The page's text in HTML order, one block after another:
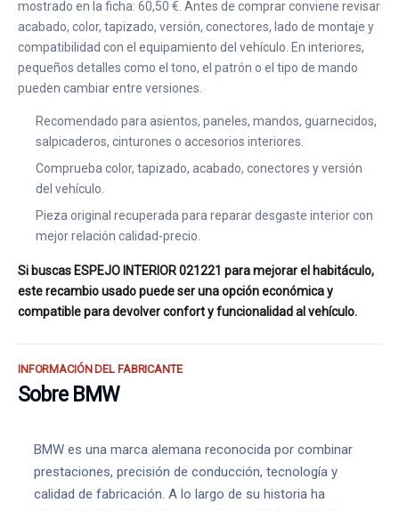
mostrado en la ficha: 60,50 €. Antes de comprar conviene revisar
acabado, color, tapizado, versión, conectores, lado de montaje y
compatibilidad con el equipamiento del vehículo. En interiores,
pequeños detalles como el tono, el patrón o el tipo de mando
pueden cambiar entre versiones.
Recomendado para asientos, paneles, mandos, guarnecidos,
salpicaderos, cinturones o accesorios interiores.
Comprueba color, tapizado, acabado, conectores y versión
del vehículo.
Pieza original recuperada para reparar desgaste interior con
mejor relación calidad-precio.
Si buscas ESPEJO INTERIOR 021221 para mejorar el habitáculo,
este recambio usado puede ser una opción económica y
compatible para devolver confort y funcionalidad al vehículo.
INFORMACIÓN DEL FABRICANTE
Sobre BMW
BMW es una marca alemana reconocida por combinar
prestaciones, precisión de conducción, tecnología y
calidad de fabricación. A lo largo de su historia ha